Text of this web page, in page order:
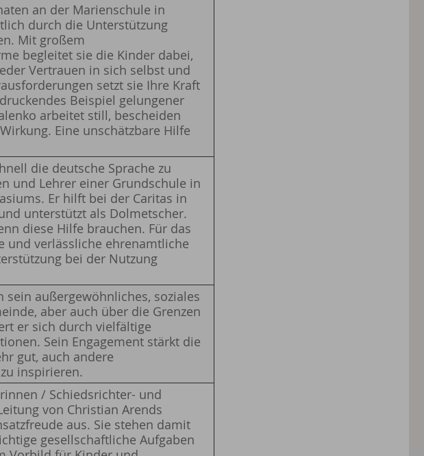
an der Marienschule in
durch die Unterstützung
Mit großem
begleitet sie die Kinder dabei,
Vertrauen in sich selbst und
setzt sie Ihre Kraft
Beispiel gelungener
arbeitet still, bescheiden
Eine unschätzbare Hilfe
die deutsche Sprache zu
und Lehrer einer Grundschule in
Er hilft bei der Caritas in
unterstützt als Dolmetscher.
diese Hilfe brauchen. Für das
und verlässliche ehrenamtliche
bei der Nutzung
sein außergewöhnliches, soziales
aber auch über die Grenzen
er sich durch vielfältige
Sein Engagement stärkt die
gut, auch andere
inspirieren.
/ Schiedsrichter- und
von Christian Arends
aus. Sie stehen damit
gesellschaftliche Aufgaben